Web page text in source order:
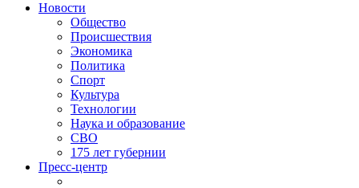
Новости
Общество
Происшествия
Экономика
Политика
Спорт
Культура
Технологии
Наука и образование
СВО
175 лет губернии
Пресс-центр